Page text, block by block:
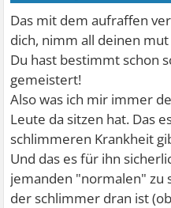
Das mit dem aufraffen
dich, nimm all deinen
Du hast bestimmt schon
gemeistert!
Also was ich mir immer
Leute da sitzen hat. Das
schlimmeren Krankheit
Und das es für ihn
jemanden "normalen" zu
der schlimmer dran ist